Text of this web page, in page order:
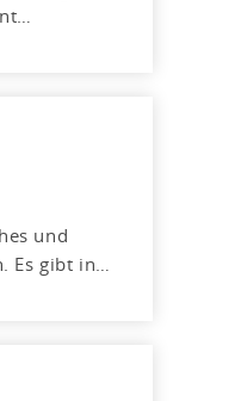
und
Es gibt in…